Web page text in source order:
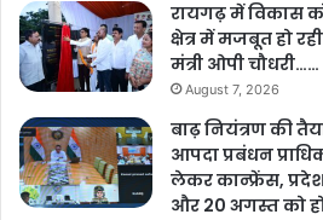
रायगढ़ में विकास
क्षेत्र में मजबूत हो
मंत्री ओपी चौधरी……
August 7, 2026
बाढ़ नियंत्रण की
आपदा प्रबंधन
लेकर कान्फ्रेंस,
और 20 अगस्त को